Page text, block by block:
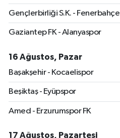
Gençlerbirliği S.K. - Fenerbahçe
Gaziantep FK - Alanyaspor
16 Ağustos, Pazar
Başakşehir - Kocaelispor
Beşiktaş - Eyüpspor
Amed - Erzurumspor FK
17 Ağustos, Pazartesi